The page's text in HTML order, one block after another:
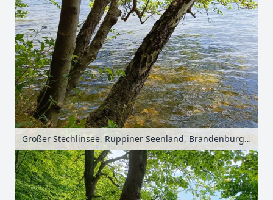
Großer Stechlinsee, Ruppiner Seenland, Brandenburg, Deutschland